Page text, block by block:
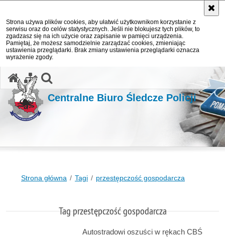
Strona używa plików cookies, aby ułatwić użytkownikom korzystanie z
serwisu oraz do celów statystycznych. Jeśli nie blokujesz tych plików, to
zgadzasz się na ich użycie oraz zapisanie w pamięci urządzenia.
Pamiętaj, że możesz samodzielnie zarządzać cookies, zmieniając
ustawienia przeglądarki. Brak zmiany ustawienia przeglądarki oznacza
wyrażenie zgody.
Centralne Biuro Śledcze Policji
Strona główna Tagi przestępczość gospodarcza
Tag przestępczość gospodarcza
Autostradowi oszuści w rękach CBŚ